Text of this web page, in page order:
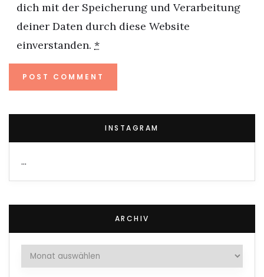
dich mit der Speicherung und Verarbeitung
deiner Daten durch diese Website
einverstanden. *
INSTAGRAM
…
ARCHIV
Archiv